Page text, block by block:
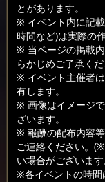
とがあります。
※ イベント内に記
時間など)は実際の
※ 当ページの掲載
らかじめご了承くだ
※ イベント主催者
有します。
※ 画像はイメージ
ざいます。
※ 報酬の配布内容
ご連絡ください。
い場合がございま
※各イベントの時間